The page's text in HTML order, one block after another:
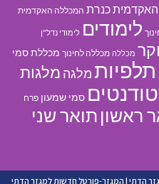
כנרת המכללה האקדמית
לימודים לימודי נדל"ן
מכללה מכללה לחינוך מכללת סמי
מלגה מלגות
סמי שמעון פרח
ראשון תואר שני
הדתי | המגזר-פורטל חדשות למגזר הדתי